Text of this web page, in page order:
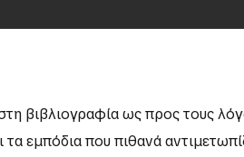
ως προς τους
εμπόδια που πιθανά